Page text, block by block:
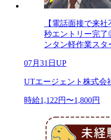
【電話面接で来
秒エントリー完
ンタン軽作業スタ
07月31日UP
UTエージェント株式会
時給1,122円〜1,800円